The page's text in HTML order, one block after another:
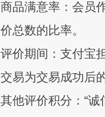
商品满意率：会员
价总数的比率。
评价期间：支付宝
交易为交易成功后
其他评价积分：“诚